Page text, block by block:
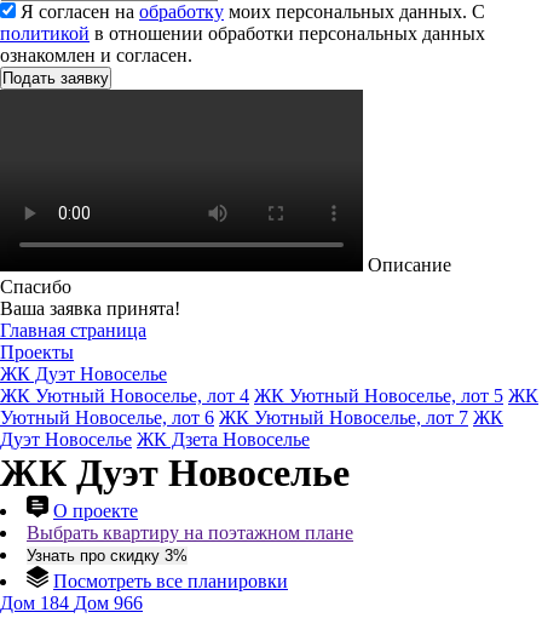
Я согласен на обработку моих персональных данных. С
политикой в отношении обработки персональных данных
ознакомлен и согласен.
Описание
Спасибо
Ваша заявка принята!
Главная страница
Проекты
ЖК Дуэт Новоселье
ЖК Уютный Новоселье, лот 4 ЖК Уютный Новоселье, лот 5 ЖК
Уютный Новоселье, лот 6 ЖК Уютный Новоселье, лот 7 ЖК
Дуэт Новоселье ЖК Дзета Новоселье
ЖК Дуэт Новоселье
О проекте
Выбрать квартиру на поэтажном плане
Узнать про скидку 3%
Посмотреть все планировки
Дом 184 Дом 966